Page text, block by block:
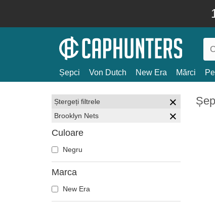
Șepci Von Dutch New Era Mărci
Ștergeți filtrele
Brooklyn Nets
Culoare
Negru
Marca
New Era